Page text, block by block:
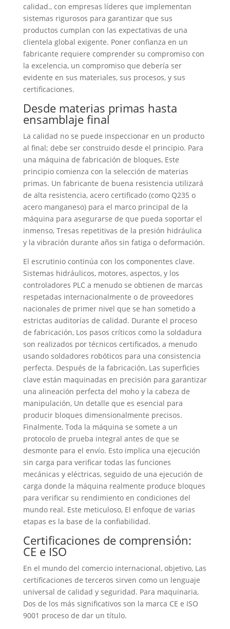
calidad., con empresas líderes que implementan
sistemas rigurosos para garantizar que sus
productos cumplan con las expectativas de una
clientela global exigente. Poner confianza en un
fabricante requiere comprender su compromiso con
la excelencia, un compromiso que debería ser
evidente en sus materiales, sus procesos, y sus
certificaciones.
Desde materias primas hasta
ensamblaje final
La calidad no se puede inspeccionar en un producto
al final; debe ser construido desde el principio. Para
una máquina de fabricación de bloques, Este
principio comienza con la selección de materias
primas. Un fabricante de buena resistencia utilizará
de alta resistencia, acero certificado (como Q235 o
acero manganeso) para el marco principal de la
máquina para asegurarse de que pueda soportar el
inmenso, Tresas repetitivas de la presión hidráulica
y la vibración durante años sin fatiga o deformación.
El escrutinio continúa con los componentes clave.
Sistemas hidráulicos, motores, aspectos, y los
controladores PLC a menudo se obtienen de marcas
respetadas internacionalmente o de proveedores
nacionales de primer nivel que se han sometido a
estrictas auditorías de calidad. Durante el proceso
de fabricación, Los pasos críticos como la soldadura
son realizados por técnicos certificados, a menudo
usando soldadores robóticos para una consistencia
perfecta. Después de la fabricación, Las superficies
clave están maquinadas en precisión para garantizar
una alineación perfecta del moho y la cabeza de
manipulación, Un detalle que es esencial para
producir bloques dimensionalmente precisos.
Finalmente, Toda la máquina se somete a un
protocolo de prueba integral antes de que se
desmonte para el envío. Esto implica una ejecución
sin carga para verificar todas las funciones
mecánicas y eléctricas, seguido de una ejecución de
carga donde la máquina realmente produce bloques
para verificar su rendimiento en condiciones del
mundo real. Este meticuloso, El enfoque de varias
etapas es la base de la confiabilidad.
Certificaciones de comprensión:
CE e ISO
En el mundo del comercio internacional, objetivo, Las
certificaciones de terceros sirven como un lenguaje
universal de calidad y seguridad. Para maquinaria,
Dos de los más significativos son la marca CE e ISO
9001 proceso de dar un título.